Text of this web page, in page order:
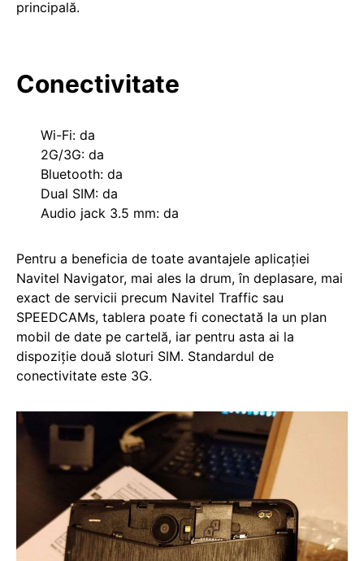
principală.
Conectivitate
Wi-Fi: da
2G/3G: da
Bluetooth: da
Dual SIM: da
Audio jack 3.5 mm: da
Pentru a beneficia de toate avantajele aplicației
Navitel Navigator, mai ales la drum, în deplasare, mai
exact de servicii precum Navitel Traffic sau
SPEEDCAMs, tablera poate fi conectată la un plan
mobil de date pe cartelă, iar pentru asta ai la
dispoziție două sloturi SIM. Standardul de
conectivitate este 3G.